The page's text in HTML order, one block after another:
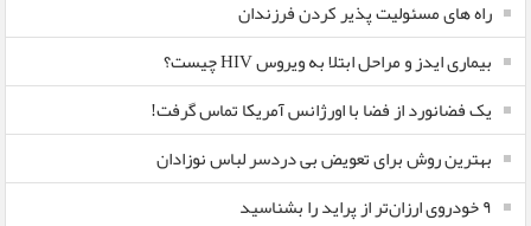
راه های مسئولیت پذیر کردن فرزندان
بیماری ایدز و مراحل ابتلا به ویروس HIV چیست؟
یک فضانورد از فضا با اورژانس آمریکا تماس گرفت!
بهترین روش برای تعویض بی دردسر لباس نوزادان
٩ خودروی ارزان‌تر از پراید را بشناسید